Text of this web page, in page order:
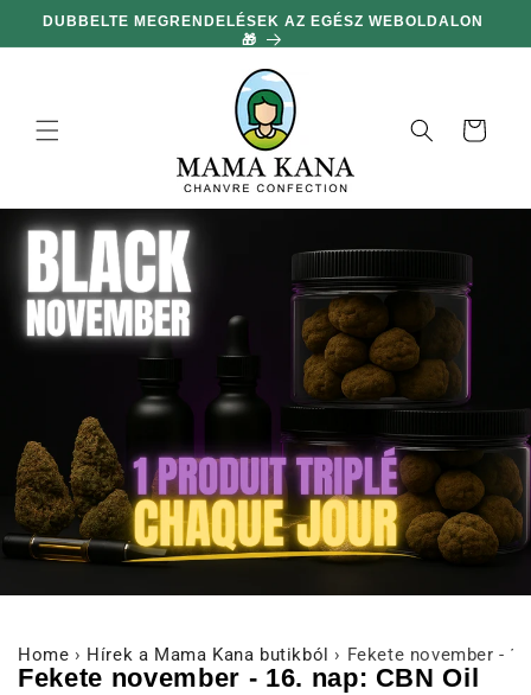
hagyni és
DUBBELTE MEGRENDELÉSEK AZ EGÉSZ WEBOLDALON
🎁
Kosár
Home › Hírek a Mama Kana butikból › Fekete november -
Fekete november - 16. nap: CBN Oil